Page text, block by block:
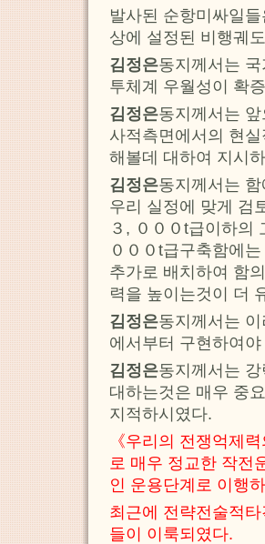
발사된 순항미싸일
상에 설정된 비행궤
김정은동지께서는
투체계 우월성이 확
김정은동지께서는
사적측면에서의 현
해볼데 대하여 지시
김정은동지께서는
우리 실정에 맞게 검
３, ０００t급이하의
０００t급구축함에
추가로 배치하여 함
력을 높이는것이 더
김정은동지께서는
에서부터 구현하여
김정은동지께서는
대하는것은 매우 중
지적하시였다.
《우리의 전쟁억제
로 매우 정교한 작전
인 운용단계로 이행
최근에 전략전술적
들이 이룩되였다.